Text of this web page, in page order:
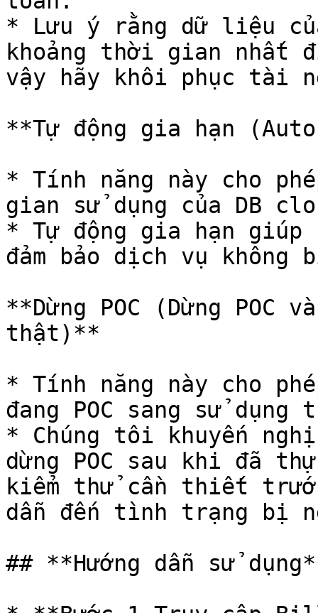
* Lưu ý rằng dữ liệu
khoảng thời gian
vậy hãy khôi phục tài
**Tự động gia hạn
* Tính năng này cho
gian sử dụng của DB
* Tự động gia hạn
đảm bảo dịch vụ không
**Dừng POC (Dừng POC
thật)**
* Tính năng này cho
đang POC sang sử dụng
* Chúng tôi khuyến
dừng POC sau khi đã
kiểm thử cần thiết
dẫn đến tình trạng bị
## **Hướng dẫn sử